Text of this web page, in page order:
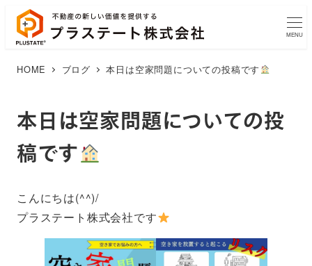
MENU
HOME ブログ 本日は空家問題についての投稿です
本日は空家問題についての投
稿です
こんにちは(^^)/
プラステート株式会社です